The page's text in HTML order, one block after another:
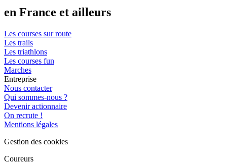
en France et ailleurs
Les courses sur route
Les trails
Les triathlons
Les courses fun
Marches
Entreprise
Nous contacter
Qui sommes-nous ?
Devenir actionnaire
On recrute !
Mentions légales
Gestion des cookies
Coureurs